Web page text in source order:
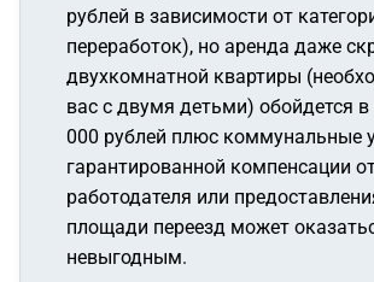
рублей в зависимости от
переработок), но аренда даже
двухкомнатной квартиры
вас с двумя детьми) обойдется
000 рублей плюс коммунальные
гарантированной компенсации
работодателя или
площади переезд может
невыгодным.